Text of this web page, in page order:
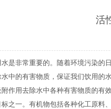
活
非常重要的。随着环境污染的
中的有害物质，保证我们饮用的水
作用去除水中各种有害物质的有
一。有机物包括各种化工原料